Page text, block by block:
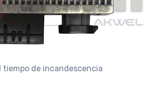
de incandescencia